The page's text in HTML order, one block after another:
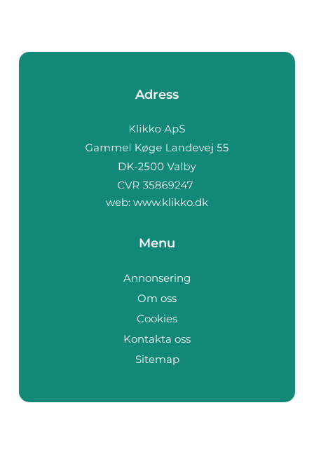
Adress
web: www.klikko.dk
Menu
Annonsering
Om oss
Cookies
Kontakta oss
Sitemap